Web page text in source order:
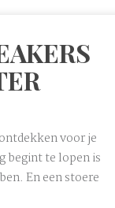
voor je
begint te lopen is
En een stoere